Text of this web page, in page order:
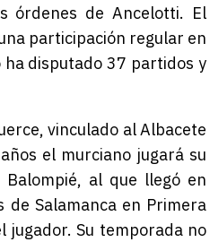
órdenes de Ancelotti. El
participación regular en
disputado 37 partidos y
vinculado al Albacete
el murciano jugará su
al que llegó en
Salamanca en Primera
jugador. Su temporada no